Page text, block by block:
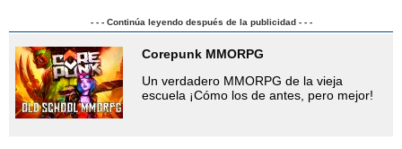
- - - Continúa leyendo después de la publicidad - - -
Corepunk MMORPG
Un verdadero MMORPG de la vieja
escuela ¡Cómo los de antes, pero mejor!